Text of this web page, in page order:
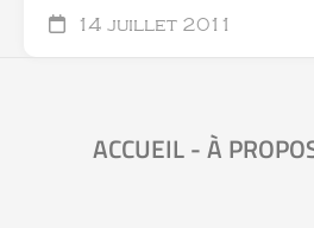
14 juillet 2011
ACCUEIL-À